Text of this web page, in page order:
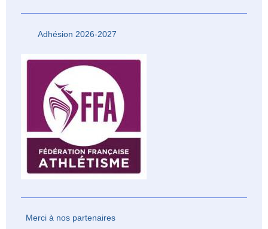
Adhésion 2026-2027
Merci à nos partenaires